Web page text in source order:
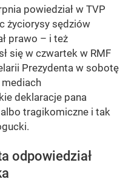
powiedział w TVP
życiorysy sędziów
prawo – i też
się w czwartek w RMF
Prezydenta w sobotę
deklaracje pana
tragikomiczne i tak
odpowiedział